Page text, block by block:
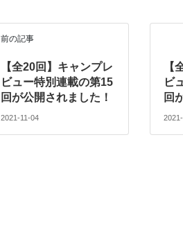
前の記事
【全20回】キャンプレ
ビュー特別連載の第15
回が公開されました！
2021-11-04
【
ビ
回